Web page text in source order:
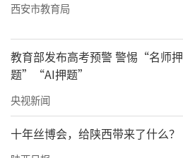
西安市教育局
教育部发布高考预警 警惕“名师押
题”“AI押题”
央视新闻
十年丝博会，给陕西带来了什么？